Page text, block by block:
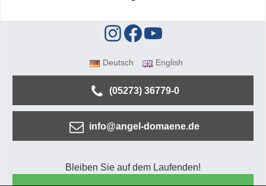
Deutsch English
(05273) 36779-0
info@angel-domaene.de
Bleiben Sie auf dem Laufenden!